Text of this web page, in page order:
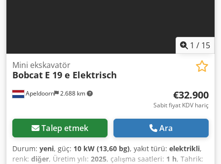
1 / 15
Apeldoorn 2.688 km
Mini ekskavatör
Bobcat E 19 e Elektrisch
€32.900
Sabit fiyat KDV hariç
Talep etmek Ara
Durum: yeni, güç: 10 kW (13,60 bg), yakıt türü: elektrikli,
renk: diğer, Üretim yılı: 2025, çalışma saatleri: 1 h, Tahrik: